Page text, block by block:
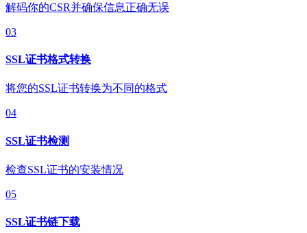
解码你的CSR并确保信息正确无误
03
SSL证书格式转换
将您的SSL证书转换为不同的格式
04
SSL证书检测
检查SSL证书的安装情况
05
SSL证书链下载